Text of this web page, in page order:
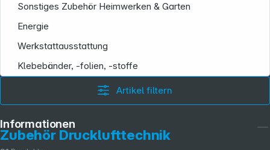
Sonstiges Zubehör Heimwerken & Garten
Energie
Werkstattausstattung
Klebebänder, -folien, -stoffe
Artikel filtern
Zubehör Drucklufttechnik
Informationen